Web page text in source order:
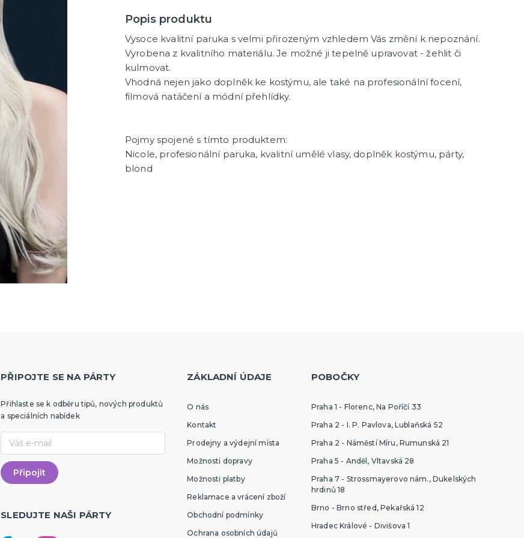
Popis produktu
Vysoce kvalitní paruka s velmi přirozeným vzhledem Vás změní k nepoznání.
Vyrobena z kvalitního materiálu. Je možné ji tepelně upravovat - žehlit či
kulmovat.
Vhodná nejen jako doplněk ke kostýmu, ale také na profesionální focení,
filmová natáčení a módní přehlídky.
Pojmy spojené s tímto produktem:
Nicole, profesionální paruka, kvalitní umělé vlasy, doplněk kostýmu, párty,
blond
PŘIPOJTE SE NA PÁRTY
Přihlaste se k odběru tipů, nových produktů
a speciálních nabídek
SLEDUJTE NAŠI PÁRTY
ZÁKLADNÍ ÚDAJE
O nás
Kontakt
Prodejny a výdejní místa
Možnosti dopravy
Možnosti platby
Reklamace a vrácení zboží
Obchodní podmínky
Ochrana osobních údajů
POBOČKY
Praha 1 - Florenc, Na Poříčí 33
Praha 2 - I. P. Pavlova, Lublaňská 52
Praha 2 - Náměstí Míru, Rumunská 21
Praha 5 - Anděl, Vltavská 28
Praha 7 - Strossmayerovo nám., Dukelských
hrdinů 18
Brno - Brno střed, Pekařská 12
Hradec Králové - Divišova 1